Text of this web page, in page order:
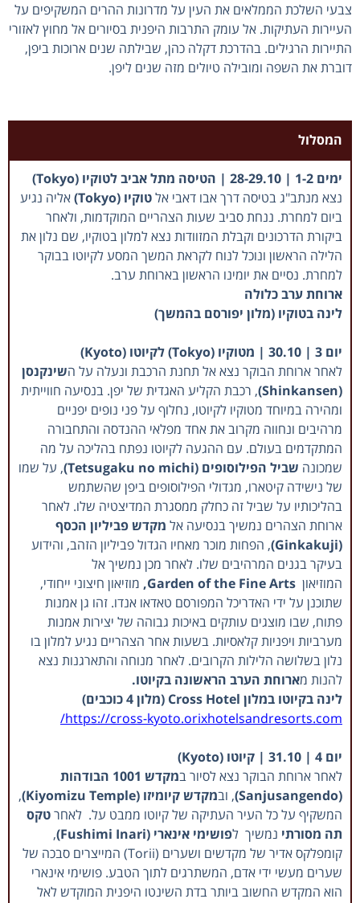
צבעי השלכת הממלאים את העין על מדרונות ההרים המשקיפים על
העיירות העתיקות. אל עומק התרבות היפנית בסיורים אל מחוץ לאזורי
התיירות הרגילים. בהדרכת דקלה כהן, שבילתה שנים ארוכות ביפן,
דוברת את השפה ומובילה טיולים מזה שנים ליפן.
המסלול
ימים 1-2 | 28-29.10 | הטיסה מתל אביב לטוקיו (Tokyo)
נצא מנתב"ג בטיסה דרך אבו דאבי אלטוקיו (Tokyo)
אליה נגיע
ביום למחרת. ננחת סביב שעות הצהריים המוקדמות, ולאחר
ביקורת הדרכונים וקבלת המזוודות נצא למלון בטוקיו, שם נלון את
הלילה הראשון ונוכל לנוח לקראת המשך המסע לקיוטו בבוקר
למחרת. נסיים את יומינו הראשון בארוחת ערב.
ארוחת ערב כלולה
לינה בטוקיו (מלון יפורסם בהמשך)
יום 3 | 30.10 | מטוקיו (Tokyo) לקיוטו (Kyoto)
לאחר ארוחת הבוקר נצא אל תחנת הרכבת ונעלה על השינקנסן
(Shinkansen)
, רכבת הקליע האגדית של יפן. בנסיעה חווייתית
ומהירה במיוחד מטוקיו לקיוטו, נחלוף על פני נופים יפניים
מרהיבים ונחווה מקרוב את אחד מפלאי ההנדסה והתחבורה
המתקדמים בעולם. עם ההגעה לקיוטו נפתח בהליכה על מה
שמכונה שביל הפילוסופים (Tetsugaku no michi)
, על שמו
של נישידה קיטארו, מגדולי הפילוסופים ביפן שהשתמש
בהליכותיו על שביל זה כחלק ממסגרת המדיצטיה שלו. לאחר
ארוחת הצהרים נמשיך בנסיעה אל מקדש פביליון הכסף
(Ginkakuji)
, הפחות מוכר מאחיו הגדול פביליון הזהב, והידוע
בעיקר בגנים המרהיבים שלו. לאחר מכן נמשיך אל
המוזיאון
Garden of the FineArts,
מוזיאון חיצוני ייחודי,
שתוכנן על ידי האדריכל המפורסם טאדאו אנדו. זהו גן אמנות
פתוח, שבו מוצגים עותקים באיכות גבוהה של יצירות אמנות
מערביות ויפניות קלאסיות. בשעות אחר הצהריים נגיע למלון בו
נלון בשלושה הלילות הקרובים. לאחר מנוחה והתארגנות נצא
להנות מארוחת הערב הראשונה בקיוטו.
לינה בקיוטו במלון Cross Hotel (מלון 4 כוכבים)
https://cross-kyoto.orixhotelsandresorts.com/
יום 4 | 31.10 | קיוטו (Kyoto)
לאחר ארוחת הבוקר נצא לסיור ב
מקדש 1001 הבודהות
(Sanjusangendo)
, ובמקדש קיומיזו (Kiyomizu Temple)
,
המשקיף על כל העיר העתיקה של קיוטו ממבט על. לאחרטקס
תה מסורתי נמשיך לפושימי אינארי (Fushimi Inari)
,
קומפלקס אדיר של מקדשים ושערים (Torii) המייצרים סבכה של
שערים מעשי ידי אדם, המשתרגים לתוך הטבע. פושימי אינארי
הוא המקדש החשוב ביותר בדת השינטו היפנית המוקדש לאל